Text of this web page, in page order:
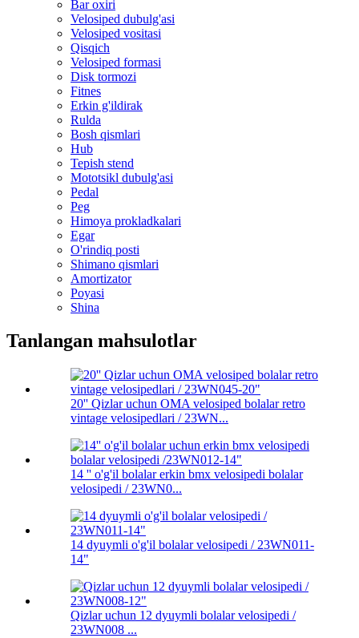
Bar oxiri
Velosiped dubulg'asi
Velosiped vositasi
Qisqich
Velosiped formasi
Disk tormozi
Fitnes
Erkin g'ildirak
Rulda
Bosh qismlari
Hub
Tepish stend
Mototsikl dubulg'asi
Pedal
Peg
Himoya prokladkalari
Egar
O'rindiq posti
Shimano qismlari
Amortizator
Poyasi
Shina
Tanlangan mahsulotlar
20'' Qizlar uchun OMA velosiped bolalar retro
vintage velosipedlari / 23WN...
14 '' o'g'il bolalar erkin bmx velosipedi bolalar
velosipedi / 23WN0...
14 dyuymli o'g'il bolalar velosipedi / 23WN011-
14"
Qizlar uchun 12 dyuymli bolalar velosipedi /
23WN008 ...